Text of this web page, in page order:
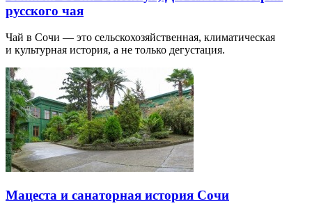
русского чая
Чай в Сочи — это сельскохозяйственная, климатическая
и культурная история, а не только дегустация.
Мацеста и санаторная история Сочи